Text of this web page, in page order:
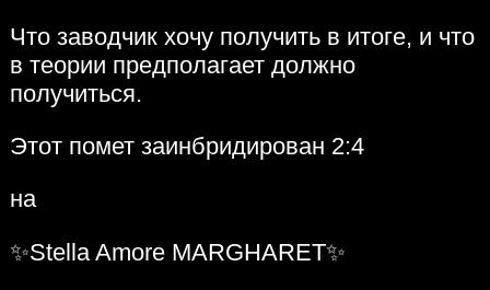
Что заводчик хочу получить в итоге, и что
в теории предполагает должно
получиться.
Этот помет заинбридирован 2:4
на
✨Stella Amore MARGHARET✨